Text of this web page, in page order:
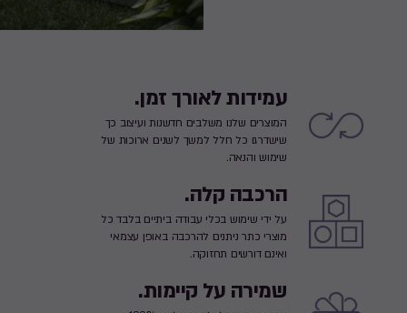
עמידות לאורך זמן.
המוצרים שלנו משלבים חדשנות ועיצוב כך
שישדרגו כל חלל למשך לשנים ארוכות של
שימוש והנאה.
הרכבה קלה.
על ידי שימוש בכלי עבודה ביתיים בלבד כל
מוצרי כתר ניתנים להרכבה באופן עצמאי
ואינם דורשים תחזוקה.
שמירה על קיימות.